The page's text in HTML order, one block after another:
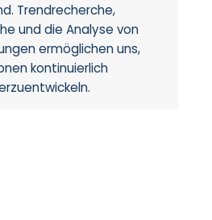
Trendrecherche,
und die Analyse von
ermöglichen uns,
kontinuierlich